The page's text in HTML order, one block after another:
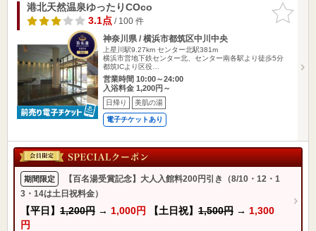
お気に入
りに追加
港北天然温泉ゆったりCOco
3.1点/ 100 件
神奈川県 / 横浜市都筑区中川中央
上星川駅9.27km センター北駅381m
横浜市営地下鉄センター北、センター南各駅より徒歩5分
都筑ICより区役…
営業時間 10:00～24:00
入浴料金 1,200円～
日帰り 美肌の湯
電子チケットあり
期間限定
【百名湯受賞記念】大人入館料200円引き（8/10・12・1
3・14は土日祝料金）
【平日】 1,200円 → 1,000円 【土日祝】 1,500円 → 1,300
円